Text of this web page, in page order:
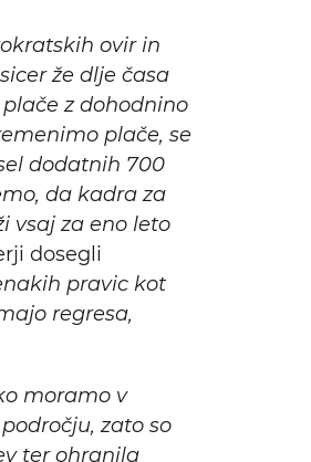
ovir in
že dlje časa
z dohodnino
plače, se
dodatnih 700
da kadra za
vsaj za eno leto
dosegli
pravic kot
regresa,
moramo v
zato so
ter ohranila